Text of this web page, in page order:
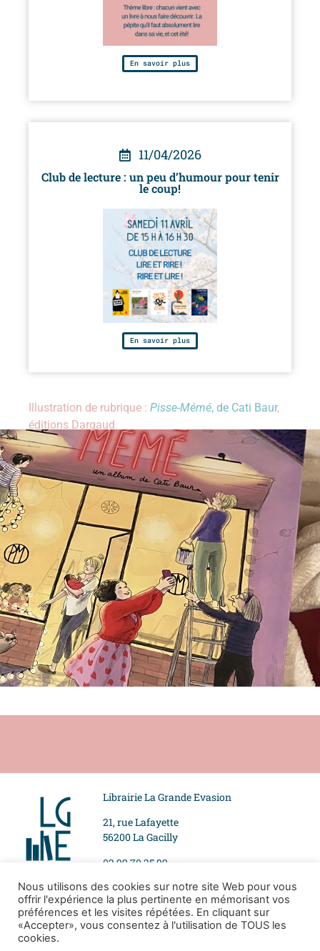
En savoir plus
11/04/2026
Club de lecture : un peu d’humour pour tenir
le coup!
En savoir plus
Illustration de rubrique : Pisse-Mémé, de Cati Baur,
éditions Dargaud.
Librairie La Grande Evasion
21, rue Lafayette
56200 La Gacilly
02 99 70 25 99
Mentions légales
Politique de
confidentialité
Suivez-nous
Nous utilisons des cookies sur notre site Web pour vous
offrir l'expérience la plus pertinente en mémorisant vos
préférences et les visites répétées. En cliquant sur
«Accepter», vous consentez à l'utilisation de TOUS les
cookies.